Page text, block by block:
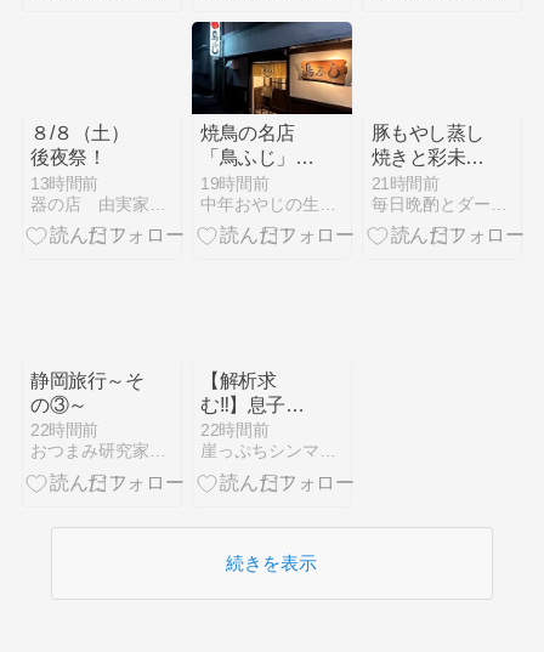
８/８（土）
後夜祭！
13時間前
焼鳥の名店
「鳥ふじ」さ
んへ
19時間前
豚もやし蒸し
焼きと彩未の
味噌ラーメン
21時間前
静岡旅行～そ
の③～
22時間前
おつまみ研究家・えりぷーのごはん日記♪♪
【解析求
む‼︎】息子の
スケジュール
が暗号化され
てる件。
22時間前
崖っぷちシンママが家を買うハナシ。
続きを表示